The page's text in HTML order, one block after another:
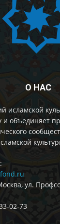
О НАС
исламской
и объединяет
ул.
02-73